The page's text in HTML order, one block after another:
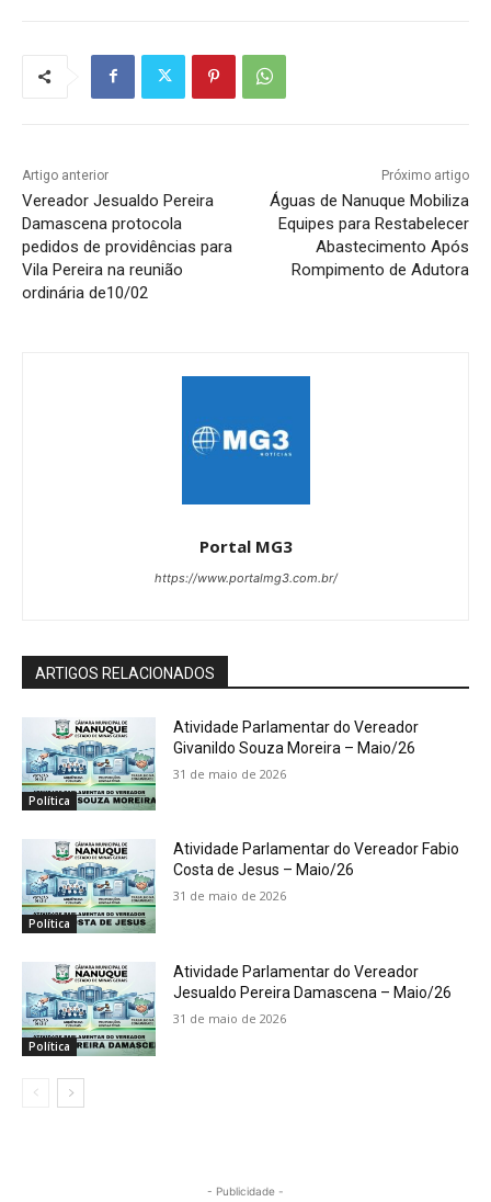
Artigo anterior
Vereador Jesualdo Pereira
Damascena protocola
pedidos de providências para
Vila Pereira na reunião
ordinária de10/02
Próximo artigo
Águas de Nanuque Mobiliza
Equipes para Restabelecer
Abastecimento Após
Rompimento de Adutora
Portal MG3
https://www.portalmg3.com.br/
ARTIGOS RELACIONADOS
Política
Atividade Parlamentar do Vereador
Givanildo Souza Moreira – Maio/26
31 de maio de 2026
Política
Atividade Parlamentar do Vereador Fabio
Costa de Jesus – Maio/26
31 de maio de 2026
Política
Atividade Parlamentar do Vereador
Jesualdo Pereira Damascena – Maio/26
31 de maio de 2026
- Publicidade -